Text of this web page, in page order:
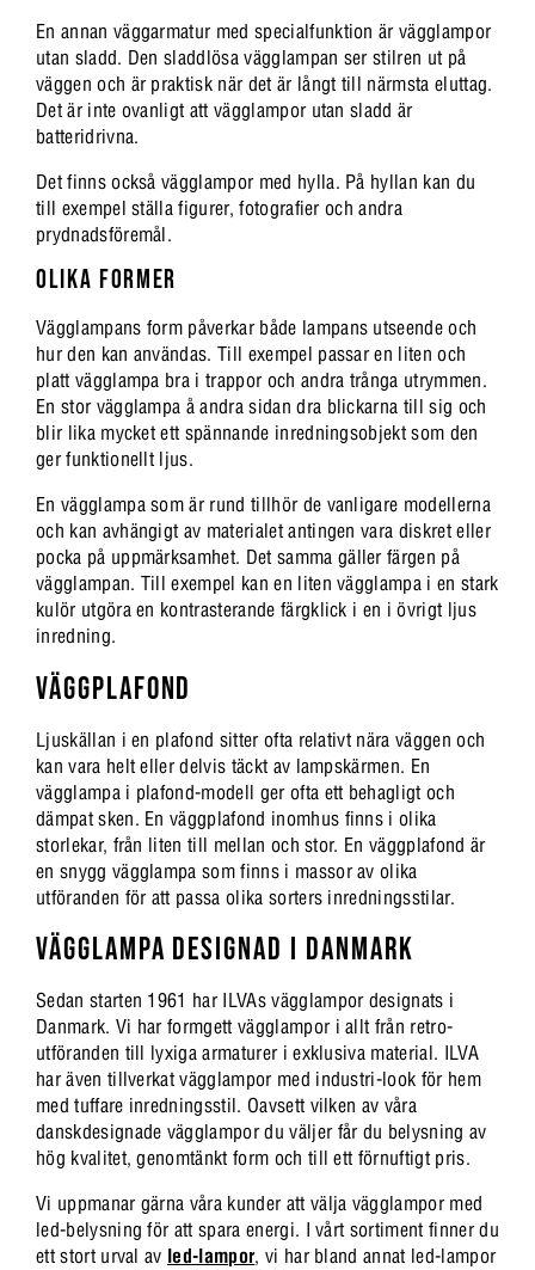
En annan väggarmatur med specialfunktion är vägglampor
utan sladd. Den sladdlösa vägglampan ser stilren ut på
väggen och är praktisk när det är långt till närmsta eluttag.
Det är inte ovanligt att vägglampor utan sladd är
batteridrivna.
Det finns också vägglampor med hylla. På hyllan kan du
till exempel ställa figurer, fotografier och andra
prydnadsföremål.
OLIKA FORMER
Vägglampans form påverkar både lampans utseende och
hur den kan användas. Till exempel passar en liten och
platt vägglampa bra i trappor och andra trånga utrymmen.
En stor vägglampa å andra sidan dra blickarna till sig och
blir lika mycket ett spännande inredningsobjekt som den
ger funktionellt ljus.
En vägglampa som är rund tillhör de vanligare modellerna
och kan avhängigt av materialet antingen vara diskret eller
pocka på uppmärksamhet. Det samma gäller färgen på
vägglampan. Till exempel kan en liten vägglampa i en stark
kulör utgöra en kontrasterande färgklick i en i övrigt ljus
inredning.
VÄGGPLAFOND
Ljuskällan i en plafond sitter ofta relativt nära väggen och
kan vara helt eller delvis täckt av lampskärmen. En
vägglampa i plafond-modell ger ofta ett behagligt och
dämpat sken. En väggplafond inomhus finns i olika
storlekar, från liten till mellan och stor. En väggplafond är
en snygg vägglampa som finns i massor av olika
utföranden för att passa olika sorters inredningsstilar.
VÄGGLAMPA DESIGNAD I DANMARK
Sedan starten 1961 har ILVAs vägglampor designats i
Danmark. Vi har formgett vägglampor i allt från retro-
utföranden till lyxiga armaturer i exklusiva material. ILVA
har även tillverkat vägglampor med industri-look för hem
med tuffare inredningsstil. Oavsett vilken av våra
danskdesignade vägglampor du väljer får du belysning av
hög kvalitet, genomtänkt form och till ett förnuftigt pris.
Vi uppmanar gärna våra kunder att välja vägglampor med
led-belysning för att spara energi. I vårt sortiment finner du
ett stort urval av led-lampor, vi har bland annat led-lampor